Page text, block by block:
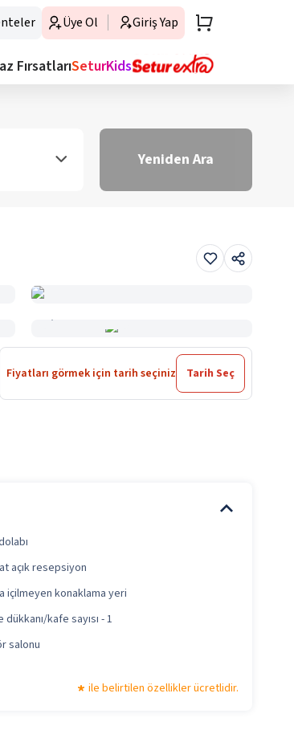
Üye Ol Giriş Yap
FırsatlarıSeturKids
Yeniden Ara
Fiyatları görmek için tarih seçiniz Tarih Seç
açık resepsiyon
içilmeyen konaklama yeri
dükkanı/kafe sayısı - 1
salonu
ile belirtilen özellikler ücretlidir.